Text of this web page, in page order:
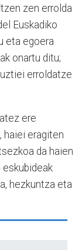
zen errolda
Euskadiko
eta egoera
onartu ditu;
erroldatze
ere
haiei eragiten
da haien
hezkuntza eta